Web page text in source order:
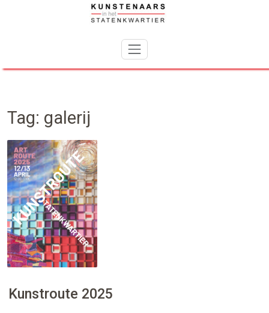
Tag: galerij
Kunstroute 2025